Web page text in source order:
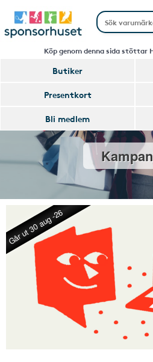
Köp genom denna sida stöttar
Butiker
Presentkort
Bli medlem
Går ut 30 aug -26